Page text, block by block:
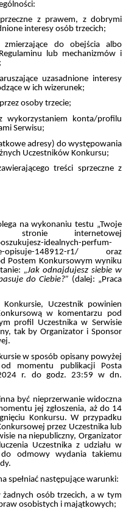
z prawem, z dobrymi
interesy osób trzecich;
do obejścia albo
lub mechanizmów i
uzasadnione interesy
w ich wizerunek;
osoby trzecie;
konta/profilu
Serwisu;
adresy) do występowania
Uczestników Konkursu;
treści sprzeczne z
na wykonaniu testu „Twoje
internetowej
idealnych-perfum-
cie-opisuje-148912-r1/ oraz
Postem Konkursowym wyniku
„Jak odnajdujesz siebie w
do Ciebie?” (dalej: „Praca
Uczestnik powinien
w komentarzu pod
profil Uczestnika w Serwisie
tak by Organizator i Sponsor
w sposób opisany powyżej
momentu publikacji Posta
r. do godz. 23:59 w dn.
być nieprzerwanie widoczna
jej zgłoszenia, aż do 14
Konkursu. W przypadku
przez Uczestnika lub
na niepubliczny, Organizator
Uczestnika z udziału w
odmowy wydania takiemu
następujące warunki:
osób trzecich, a w tym
osobistych i majątkowych;